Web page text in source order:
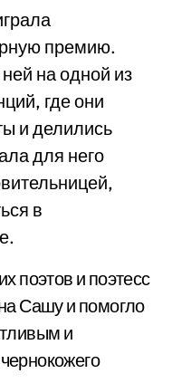
премию.
на одной из
где они
и делились
для него
в
поэтов и поэтесс
Сашу и помогло
и